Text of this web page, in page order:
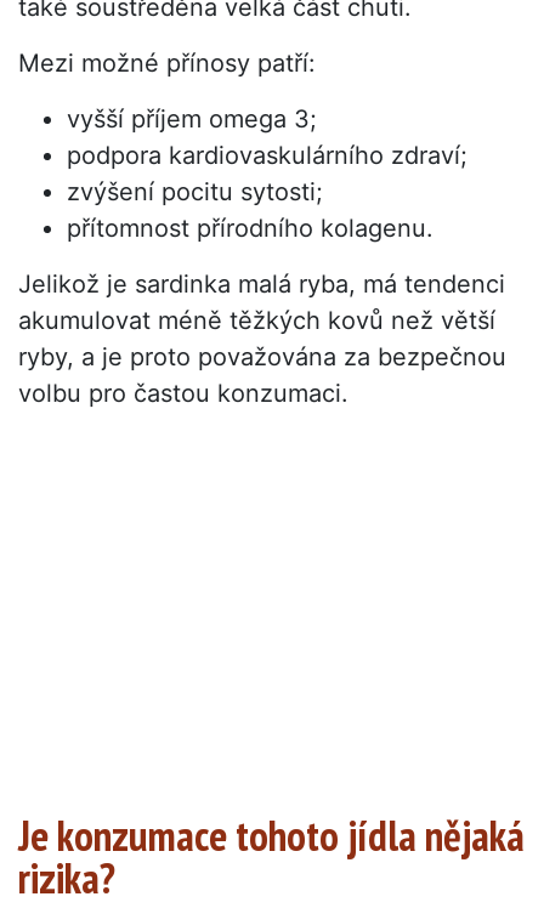
také soustředěna velká část chuti.
Mezi možné přínosy patří:
vyšší příjem omega 3;
podpora kardiovaskulárního zdraví;
zvýšení pocitu sytosti;
přítomnost přírodního kolagenu.
Jelikož je sardinka malá ryba, má tendenci
akumulovat méně těžkých kovů než větší
ryby, a je proto považována za bezpečnou
volbu pro častou konzumaci.
Je konzumace tohoto jídla nějaká
rizika?